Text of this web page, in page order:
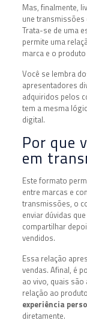
Mas, finalmente,
une transmissões
Trata-se de uma
permite uma
marca e o
Você se lembra
apresentadores
adquiridos pelos
tem a mesma
digital.
Por que
em
Este formato
entre marcas e
transmissões, o
enviar dúvidas
compartilhar
vendidos.
Essa relação
vendas. Afinal, é
ao vivo, quais
relação ao
experiência
diretamente.